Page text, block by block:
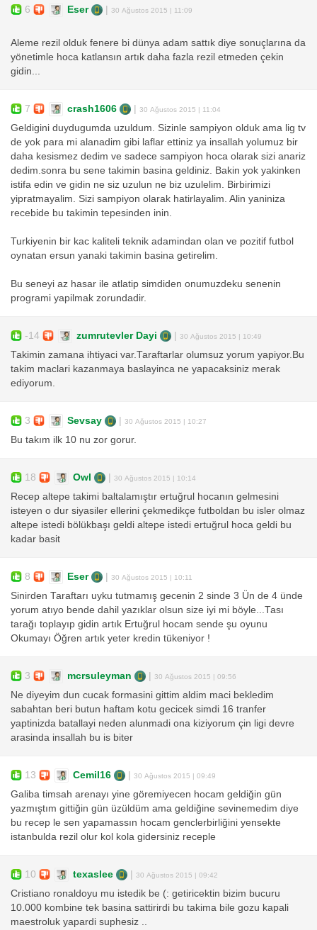
6 Eser | 30 Ağustos 2015 | 11:09
Aleme rezil olduk fenere bi dünya adam sattık diye sonuçlarına da
yönetimle hoca katlansın artık daha fazla rezil etmeden çekin
gidin...
7 crash1606 | 30 Ağustos 2015 | 11:04
Geldigini duydugumda uzuldum. Sizinle sampiyon olduk ama lig tv
de yok para mi alanadim gibi laflar ettiniz ya insallah yolumuz bir
daha kesismez dedim ve sadece sampiyon hoca olarak sizi anariz
dedim.sonra bu sene takimin basina geldiniz. Bakin yok yakinken
istifa edin ve gidin ne siz uzulun ne biz uzulelim. Birbirimizi
yipratmayalim. Sizi sampiyon olarak hatirlayalim. Alin yaniniza
recebide bu takimin tepesinden inin.
Turkiyenin bir kac kaliteli teknik adamindan olan ve pozitif futbol
oynatan ersun yanaki takimin basina getirelim.
Bu seneyi az hasar ile atlatip simdiden onumuzdeku senenin
programi yapilmak zorundadir.
-14 zumrutevler Dayi | 30 Ağustos 2015 | 10:49
Takimin zamana ihtiyaci var.Taraftarlar olumsuz yorum yapiyor.Bu
takim maclari kazanmaya baslayinca ne yapacaksiniz merak
ediyorum.
3 Sevsay | 30 Ağustos 2015 | 10:27
Bu takım ilk 10 nu zor gorur.
18 Owl | 30 Ağustos 2015 | 10:14
Recep altepe takimi baltalamıştır ertuğrul hocanın gelmesini
isteyen o dur siyasiler ellerini çekmedikçe futboldan bu isler olmaz
altepe istedi bölükbaşı geldi altepe istedi ertuğrul hoca geldi bu
kadar basit
8 Eser | 30 Ağustos 2015 | 10:11
Sinirden Taraftarı uyku tutmamış gecenin 2 sinde 3 Ün de 4 ünde
yorum atıyo bende dahil yazıklar olsun size iyi mi böyle...Tası
tarağı toplayıp gidin artık Ertuğrul hocam sende şu oyunu
Okumayı Öğren artık yeter kredin tükeniyor !
3 mcrsuleyman | 30 Ağustos 2015 | 09:56
Ne diyeyim dun cucak formasini gittim aldim maci bekledim
sabahtan beri butun haftam kotu gecicek simdi 16 tranfer
yaptinizda batallayi neden alunmadi ona kiziyorum çin ligi devre
arasinda insallah bu is biter
13 Cemil16 | 30 Ağustos 2015 | 09:49
Galiba timsah arenayı yine göremiyecen hocam geldiğin gün
yazmıştım gittiğin gün üzüldüm ama geldiğine sevinemedim diye
bu recep le sen yapamassın hocam genclerbirliğini yensekte
istanbulda rezil olur kol kola gidersiniz receple
10 texaslee | 30 Ağustos 2015 | 09:42
Cristiano ronaldoyu mu istedik be (: getiricektin bizim bucuru
10.000 kombine tek basina sattirirdi bu takima bile gozu kapali
maestroluk yapardi suphesiz ..